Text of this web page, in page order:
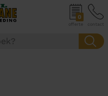
0
offerte contact